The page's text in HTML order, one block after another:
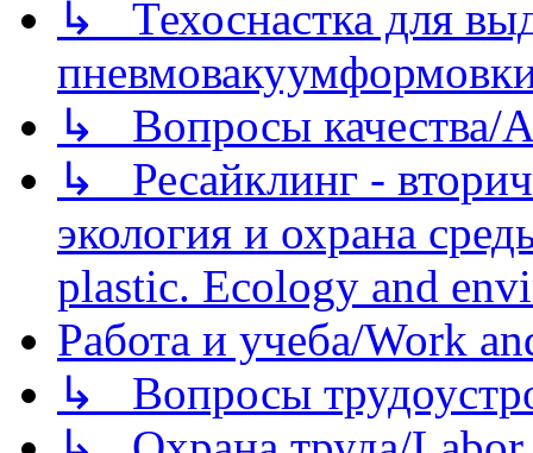
↳ Техоснастка для
↳ Вопросы качества/
↳ Ресайклинг -
экология и охрана
plastic. Ecology and
Работа и учеба/Work
↳ Вопросы